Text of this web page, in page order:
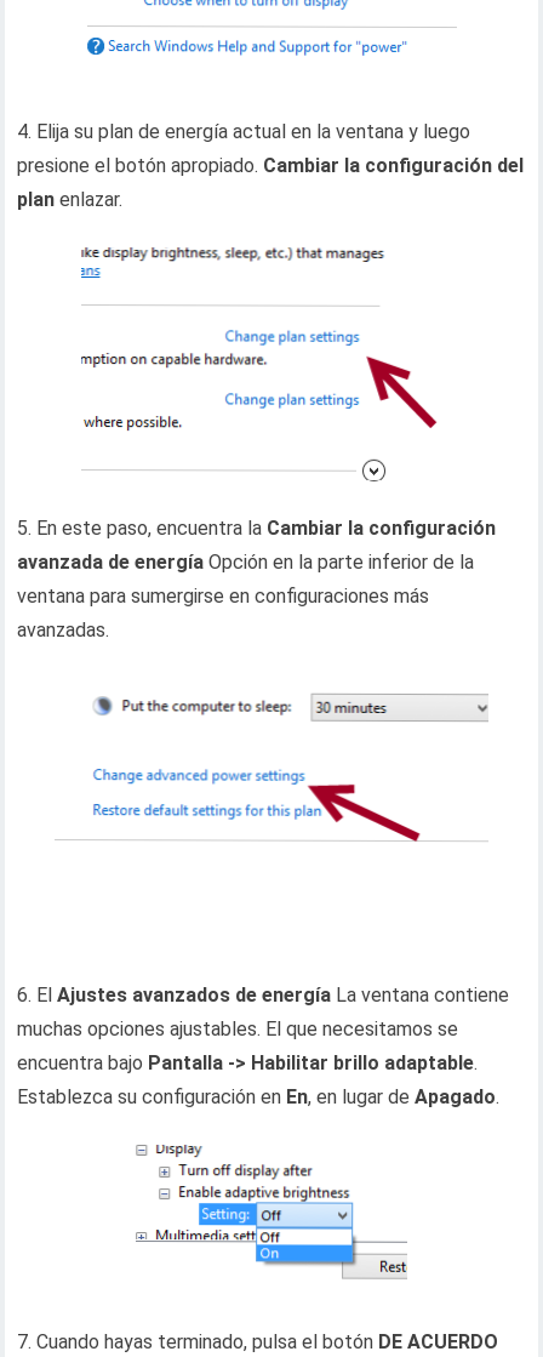
4. Elija su plan de energía actual en la ventana y luego
presione el botón apropiado. Cambiar la configuración del
plan enlazar.
5. En este paso, encuentra la Cambiar la configuración
avanzada de energía Opción en la parte inferior de la
ventana para sumergirse en configuraciones más
avanzadas.
6. ElAjustes avanzados de energía La ventana contiene
muchas opciones ajustables. El que necesitamos se
encuentra bajo Pantalla -> Habilitar brillo adaptable.
Establezca su configuración en En, en lugar deApagado.
7. Cuando hayas terminado, pulsa el botón DE ACUERDO